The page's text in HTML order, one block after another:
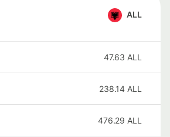
ALL
47.63 ALL
238.14 ALL
476.29 ALL